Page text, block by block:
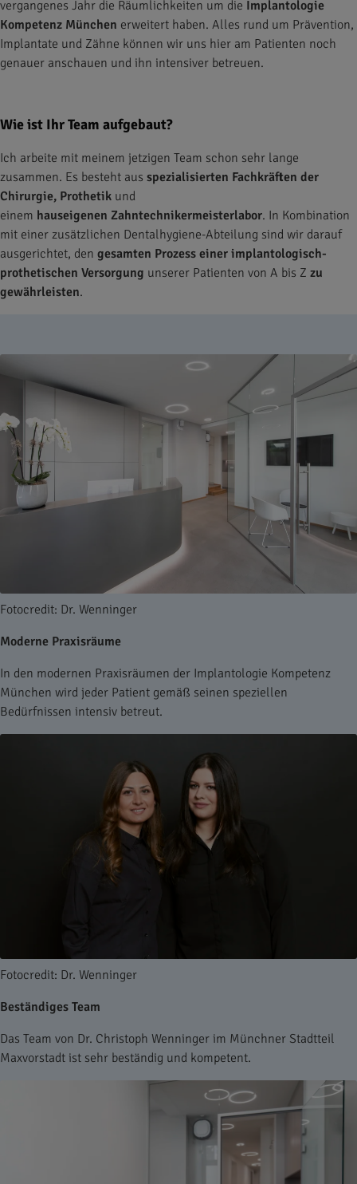
vergangenes Jahr die Räumlichkeiten um die Implantologie
Kompetenz München erweitert haben. Alles rund um Prävention,
Implantate und Zähne können wir uns hier am Patienten noch
genauer anschauen und ihn intensiver betreuen.
Wie ist Ihr Team aufgebaut?
Ich arbeite mit meinem jetzigen Team schon sehr lange
zusammen. Es besteht aus spezialisierten Fachkräften der
Chirurgie, Prothetik und
einem hauseigenen Zahntechnikermeisterlabor. In Kombination
mit einer zusätzlichen Dentalhygiene-Abteilung sind wir darauf
ausgerichtet, den gesamten Prozess einer implantologisch-
prothetischen Versorgung unserer Patienten von A bis Z zu
gewährleisten.
Fotocredit: Dr. Wenninger
Moderne Praxisräume
In den modernen Praxisräumen der Implantologie Kompetenz
München wird jeder Patient gemäß seinen speziellen
Bedürfnissen intensiv betreut.
Fotocredit: Dr. Wenninger
Beständiges Team
Das Team von Dr. Christoph Wenninger im Münchner Stadtteil
Maxvorstadt ist sehr beständig und kompetent.